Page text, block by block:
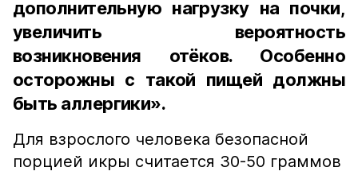
дополнительную нагрузку на почки,
увеличить вероятность
возникновения отёков. Особенно
осторожны с такой пищей должны
быть аллергики».
Для взрослого человека безопасной
порцией икры считается 30-50 граммов